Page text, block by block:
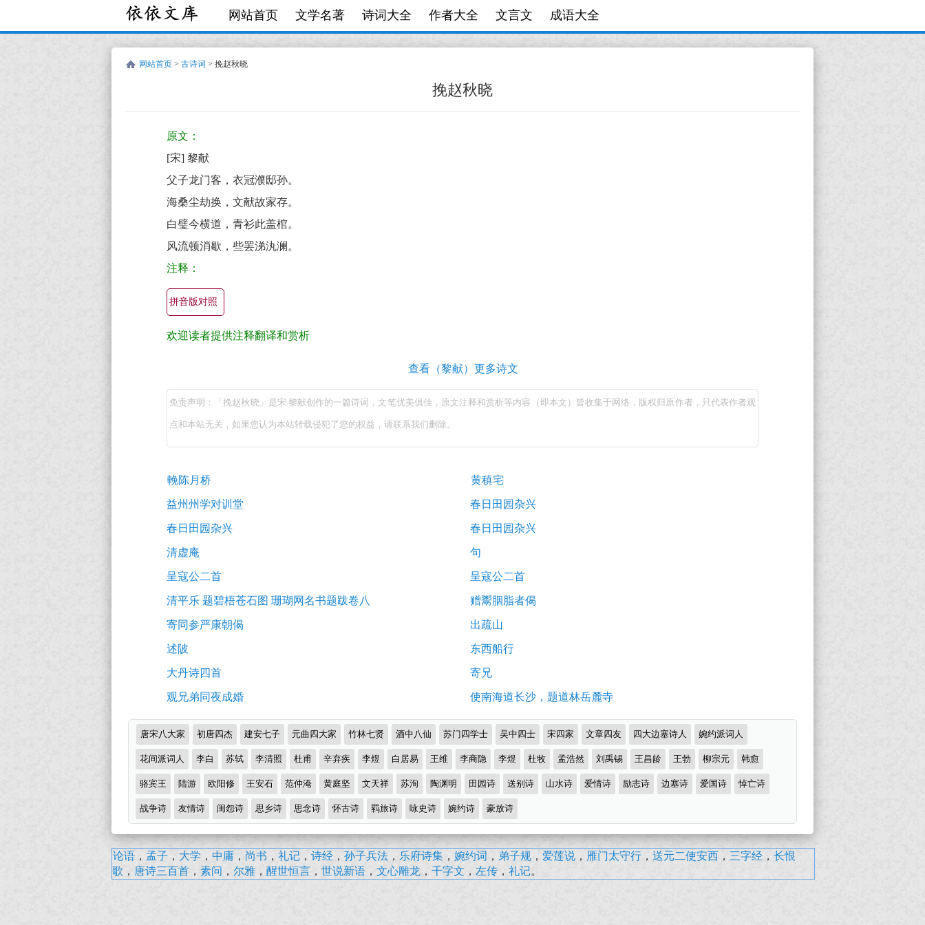
网站首页 文学名著 诗词大全 作者大全 文言文 成语大全
网站首页 > 古诗词 > 挽赵秋晓
挽赵秋晓
宋
古
原文：
[宋] 黎献
父子龙门客，衣冠濮邸孙。
海桑尘劫换，文献故家存。
白璧今横道，青衫此盖棺。
风流顿消歇，些罢涕汍澜。
注释：
拼音版对照
欢迎读者提供注释翻译和赏析
赵
黎
献）
原
文
译
及
赏
析
（完）-
古
诗
查看（黎献）更多诗文
免责声明：「挽赵秋晓」是宋 黎献创作的一篇诗词，文笔优美俱佳，原文注释和赏析等内容（即本文）皆收集于网络，版权归原作者，只代表作者观
点和本站无关，如果您认为本站转载侵犯了您的权益，请联系我们删除。
古
诗
词
荐
輓陈月桥 黄稹宅
益州州学对训堂 春日田园杂兴
春日田园杂兴 春日田园杂兴
清虚庵 句
呈寇公二首 呈寇公二首
清平乐 题碧梧苍石图 珊瑚网名书题跋卷八 赠鬻胭脂者偈
寄同参严康朝偈 出疏山
述陂 东西船行
大丹诗四首 寄兄
观兄弟同夜成婚 使南海道长沙，题道林岳麓寺
诗
词
分
类
唐宋八大家 初唐四杰 建安七子 元曲四大家 竹林七贤 酒中八仙 苏门四学士 吴中四士 宋四家 文章四友 四大边塞诗人 婉约派词人
花间派词人 李白 苏轼 李清照 杜甫 辛弃疾 李煜 白居易 王维 李商隐 李煜 杜牧 孟浩然 刘禹锡 王昌龄 王勃 柳宗元 韩愈
骆宾王 陆游 欧阳修 王安石 范仲淹 黄庭坚 文天祥 苏洵 陶渊明 田园诗 送别诗 山水诗 爱情诗 励志诗 边塞诗 爱国诗 悼亡诗
战争诗 友情诗 闺怨诗 思乡诗 思念诗 怀古诗 羁旅诗 咏史诗 婉约诗 豪放诗
挽
赵
论语 ， 孟子 ， 大学 ， 中庸 ， 尚书 ， 礼记 ， 诗经 ， 孙子兵法 ， 乐府诗集 ， 婉约词 ， 弟子规 ， 爱莲说 ， 雁门太守行 ， 送元二使安西 ， 三字经 ， 长恨
歌 ， 唐诗三百首 ， 素问 ， 尔雅 ， 醒世恒言 ， 世说新语 ， 文心雕龙 ， 千字文 ， 左传 ， 礼记。